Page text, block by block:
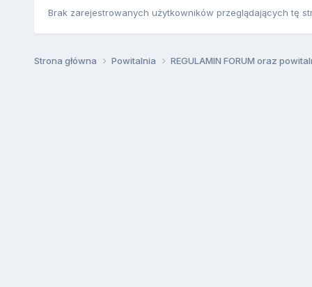
Brak zarejestrowanych użytkowników przeglądających tę
Strona główna Powitalnia REGULAMIN FORUM oraz